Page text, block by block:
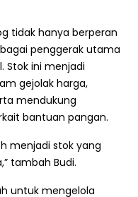
tidak hanya berperan
penggerak utama
Stok ini menjadi
gejolak harga,
mendukung
bantuan pangan.
menjadi stok yang
tambah Budi.
untuk mengelola